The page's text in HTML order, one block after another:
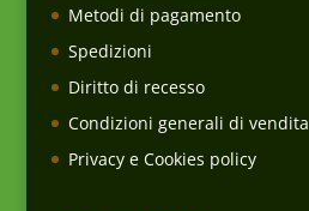
Metodi di pagamento
Spedizioni
Diritto di recesso
Condizioni generali di vendita
Privacy e Cookies policy